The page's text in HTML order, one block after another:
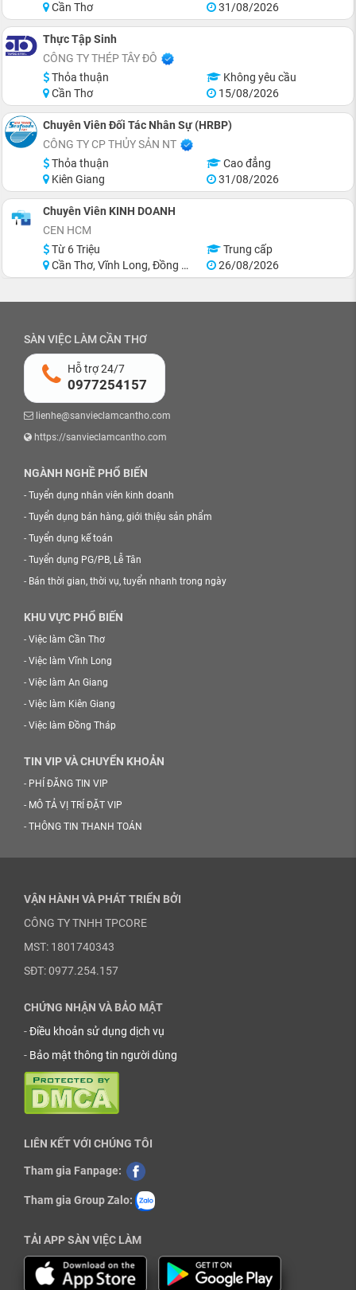
Cần Thơ
31/08/2026
Thực Tập Sinh
CÔNG TY THÉP TÂY ĐÔ
Thỏa thuận
Không yêu cầu
Cần Thơ
15/08/2026
Chuyên Viên Đối Tác Nhân Sự (HRBP)
CÔNG TY CP THỦY SẢN NT
Thỏa thuận
Cao đẳng
Kiên Giang
31/08/2026
Chuyên Viên KINH DOANH
CEN HCM
Từ 6 Triệu
Trung cấp
Cần Thơ, Vĩnh Long, Đồng Tháp, Hậu Giang, Sóc Trăng, Trà Vinh
26/08/2026
SÀN VIỆC LÀM CẦN THƠ
Hỗ trợ 24/7
0977254157
lienhe@sanvieclamcantho.com
https://sanvieclamcantho.com
NGÀNH NGHỀ PHỔ BIẾN
- Tuyển dụng nhân viên kinh doanh
- Tuyển dụng bán hàng, giới thiệu sản phẩm
- Tuyển dụng kế toán
- Tuyển dụng PG/PB, Lễ Tân
- Bán thời gian, thời vụ, tuyển nhanh trong ngày
KHU VỰC PHỔ BIẾN
- Việc làm Cần Thơ
- Việc làm Vĩnh Long
- Việc làm An Giang
- Việc làm Kiên Giang
- Việc làm Đồng Tháp
TIN VIP VÀ CHUYỂN KHOẢN
- PHÍ ĐĂNG TIN VIP
- MÔ TẢ VỊ TRÍ ĐẶT VIP
- THÔNG TIN THANH TOÁN
VẬN HÀNH VÀ PHÁT TRIỂN BỞI
CÔNG TY TNHH TPCORE
MST: 1801740343
SĐT: 0977.254.157
CHỨNG NHẬN VÀ BẢO MẬT
-Điều khoản sử dụng dịch vụ
- Bảo mật thông tin người dùng
LIÊN KẾT VỚI CHÚNG TÔI
Tham gia Fanpage:
Tham gia Group Zalo:
TẢI APP SÀN VIỆC LÀM